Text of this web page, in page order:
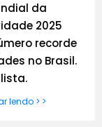
da
2025
recorde
no Brasil.
lendo > >